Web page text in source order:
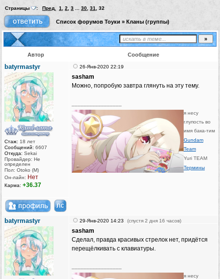
Страницы : Пред. 1, 2, 3 ... 30, 31, 32
Список форумов Тоуки » Кланы (группы)
Автор Сообщение
batyrmastyr
Стаж: 18 лет
Сообщений: 6607
Откуда: Sekai
Провайдер: Не
определен
Пол: Otoko (M)
Он-лайн: Нет
Карма: +36.37
26-Янв-2020 22:19
sasham
Можно, попробую завтра глянуть на эту тему.
я несу
глупость во
имя бака-тим
Gundam
Team
Yuri TEAM
Термины
batyrmastyr 29-Янв-2020 14:23 (спустя 2 дня 16 часов)
sasham
Сделал, правда красивых стрелок нет, придётся
перещёлкивать с клавиатуры.
я несу